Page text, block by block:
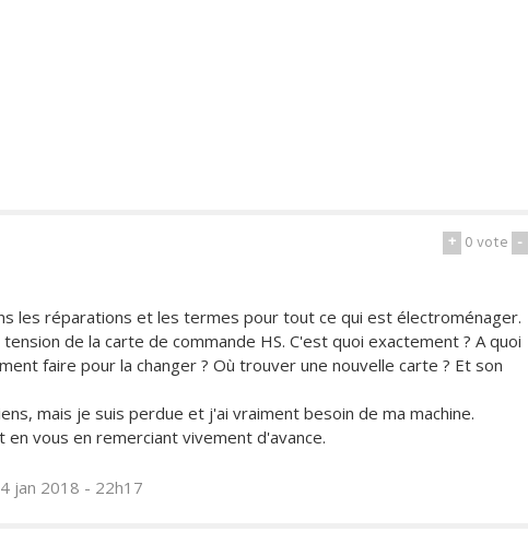
+ 0vote -
les réparations et les termes pour tout ce qui est électroménager.
de la carte de commande HS. C'est quoi exactement ? A quoi
faire pour la changer ? Où trouver une nouvelle carte ? Et son
mais je suis perdue et j'ai vraiment besoin de ma machine.
vous en remerciant vivement d'avance.
jan 2018 - 22h17